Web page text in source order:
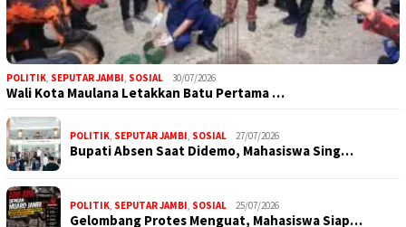
POLITIK, SEPUTAR JAMBI, SOSIAL 30/07/2026
Wali Kota Maulana Letakkan Batu Pertama …
POLITIK, SEPUTAR JAMBI, SOSIAL 27/07/2026
Bupati Absen Saat Didemo, Mahasiswa Sing…
POLITIK, SEPUTAR JAMBI, SOSIAL 25/07/2026
Gelombang Protes Menguat, Mahasiswa Siap…